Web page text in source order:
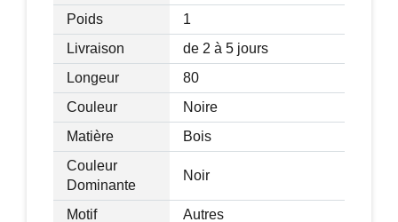
Poids
1
Livraison
de 2 à 5 jours
Longeur
80
Couleur
Noire
Matière
Bois
Couleur
Dominante
Noir
Motif Autres